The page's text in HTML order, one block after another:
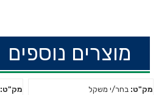
מוצרים נוספים
מק"ט: בחר/י משקל מק"ט: